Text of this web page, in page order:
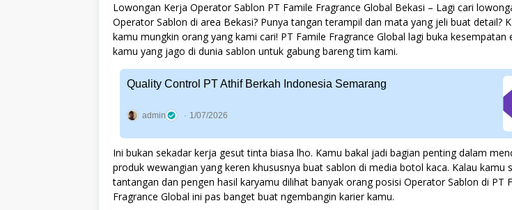
Lowongan Kerja Operator Sablon PT Famile Fragrance Global Bekasi – Lagi cari
Operator Sablon di area Bekasi? Punya tangan terampil dan mata yang jeli buat detail?
kamu mungkin orang yang kami cari! PT Famile Fragrance Global lagi buka kesempatan
kamu yang jago di dunia sablon untuk gabung bareng tim kami.
Quality Control PT Athif Berkah Indonesia Semarang
admin 1/07/2026
Ini bukan sekadar kerja gesut tinta biasa lho. Kamu bakal jadi bagian penting dalam
produk wewangian yang keren khususnya buat sablon di media botol kaca. Kalau kamu
tantangan dan pengen hasil karyamu dilihat banyak orang posisi Operator Sablon di PT
Fragrance Global ini pas banget buat ngembangin karier kamu.